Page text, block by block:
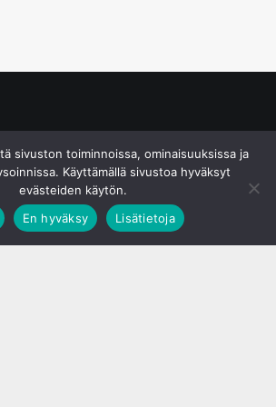
sivuston toiminnoissa, ominaisuuksissa ja
Käyttämällä sivustoa hyväksyt
evästeiden käytön.
En hyväksy Lisätietoja